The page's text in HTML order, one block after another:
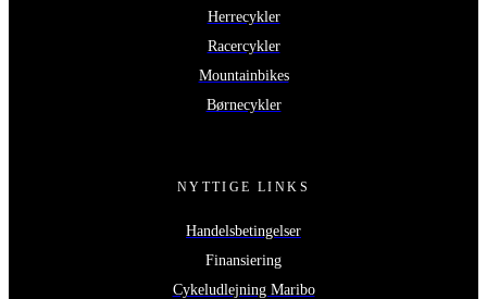
Herrecykler
Racercykler
Mountainbikes
Børnecykler
NYTTIGE LINKS
Handelsbetingelser
Finansiering
Cykeludlejning Maribo